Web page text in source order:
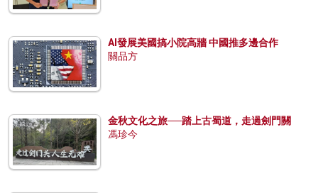
AI發展美國搞小院高牆 中國推多邊合作
關品方
金秋文化之旅──踏上古蜀道，走過劍門關
馮珍今